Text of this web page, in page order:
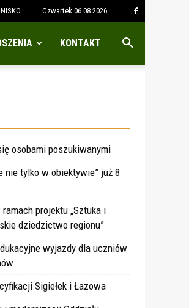
NISKO Czwartek 06.08.2026
KONTAKT
osobami poszukiwanymi
nie tylko w obiektywie” już 8
projektu „Sztuka i
dziedzictwo regionu”
wyjazdy dla uczniów
Sigiełek i Łazowa